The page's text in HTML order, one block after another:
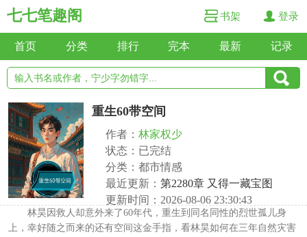
七七笔趣阁 书架 登录
首页 分类 排行 完本 最新 记录
重生60带空间
作者： 林家权少
状态：已完结
分类：都市情感
最近更新： 第2280章 又得一藏宝图
更新时间：2026-08-06 23:30:43
林昊因救人却意外来了60年代，重生到同名同性的烈世孤儿身
上，幸好随之而来的还有空间这金手指，看林昊如何在三年自然灾害